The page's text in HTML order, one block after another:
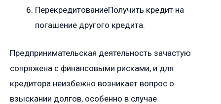
ПерекредитованиеПолучить кредит на
погашение другого кредита.
Предпринимательская деятельность зачастую
сопряжена с финансовыми рисками, и для
кредитора неизбежно возникает вопрос о
взыскании долгов, особенно в случае